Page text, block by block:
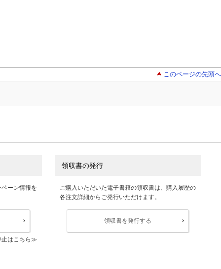
このページの先頭へ
ーン情報を
はこちら
領収書の発行
ご購入いただいた電子書籍の領収書は、購入履歴の
各注文詳細からご発行いただけます。
領収書を発行する